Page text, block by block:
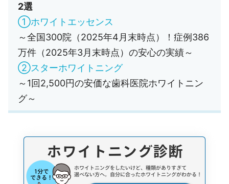
2選
①ホワイトエッセンス
～全国300院（2025年4月末時点）！症例386
万件（2025年3月末時点）の安心の実績～
②スターホワイトニング
～1回2,500円の安価な歯科医院ホワイトニン
グ～